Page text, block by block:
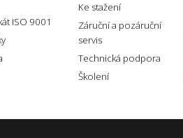
ISO 9001
Ke stažení
Záruční a pozáruční
servis
Technická podpora
Školení